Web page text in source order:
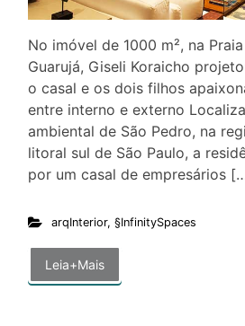
No imóvel de 1000 m², na
Guarujá, Giseli Koraicho
o casal e os dois filhos
entre interno e externo
ambiental de São Pedro, na
litoral sul de São Paulo, a
por um casal de empresários
arqInterior, §InfinitySpaces
Leia+Mais